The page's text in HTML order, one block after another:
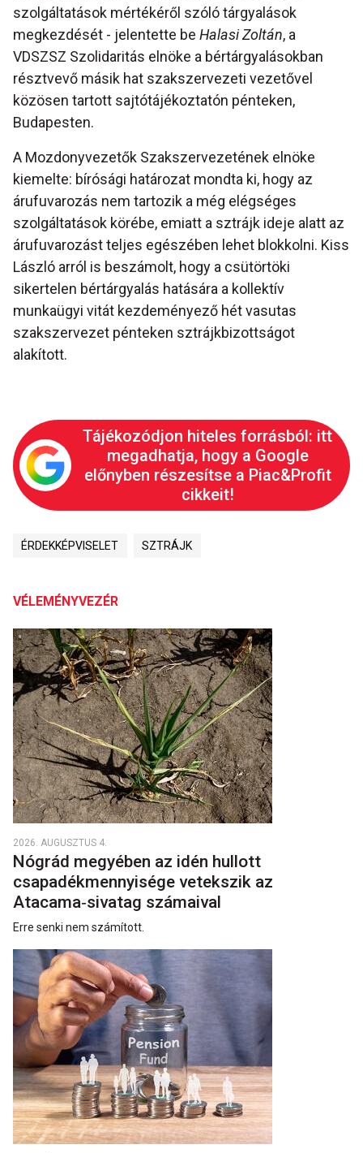
szolgáltatások mértékéről szóló tárgyalások
megkezdését - jelentette be Halasi Zoltán, a
VDSZSZ Szolidaritás elnöke a bértárgyalásokban
résztvevő másik hat szakszervezeti vezetővel
közösen tartott sajtótájékoztatón pénteken,
Budapesten.
A Mozdonyvezetők Szakszervezetének elnöke
kiemelte: bírósági határozat mondta ki, hogy az
árufuvarozás nem tartozik a még elégséges
szolgáltatások körébe, emiatt a sztrájk ideje alatt az
árufuvarozást teljes egészében lehet blokkolni. Kiss
László arról is beszámolt, hogy a csütörtöki
sikertelen bértárgyalás hatására a kollektív
munkaügyi vitát kezdeményező hét vasutas
szakszervezet pénteken sztrájkbizottságot
alakított.
Tájékozódjon hiteles forrásból: itt
megadhatja, hogy a Google
előnyben részesítse a Piac&Profit
cikkeit!
ÉRDEKKÉPVISELET SZTRÁJK
VÉLEMÉNYVEZÉR
2026. AUGUSZTUS 4.
Nógrád megyében az idén hullott
csapadékmennyisége vetekszik az
Atacama‑sivatag számaival
Erre senki nem számított.